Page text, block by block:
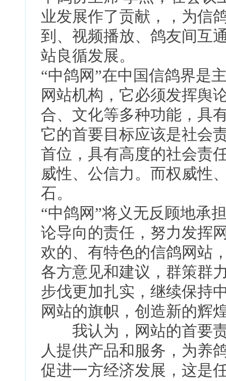
业发展作了贡献，，为信
到、视频播放、鸽友间互
站良循发展。
“中鸽网”在中国信鸽界是
网站机构，它必须发挥舆
合、文化等多种功能，具
它的首要目标应该是社会
首位，具有高度的社会责
威性、公信力。而权威性
石。
“中鸽网”将义无反顾地承
论导向的责任，努力发挥
欢的、有特色的信鸽网站
各方意见和建议，群策群
步伐更加扎实，继续保持
网站的旗帜，创造新的辉
我认为，网站的首要责
人提供产品和服务，为养
促进一方经济发展，这是